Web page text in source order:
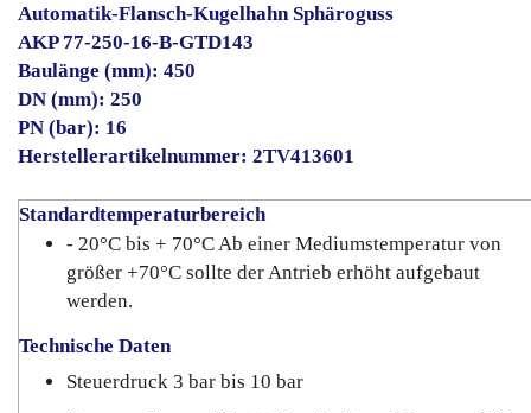
Automatik-Flansch-Kugelhahn Sphäroguss
AKP 77-250-16-B-GTD143
Baulänge (mm): 450
DN (mm): 250
PN (bar): 16
Herstellerartikelnummer: 2TV413601
Standardtemperaturbereich
- 20°C bis + 70°C Ab einer Mediumstemperatur von
größer +70°C sollte der Antrieb erhöht aufgebaut
werden.
Technische Daten
Steuerdruck 3 bar bis 10 bar